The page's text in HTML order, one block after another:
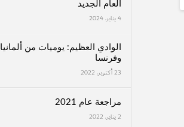
العام الجديد
4 يناير، 2024
الوادي العظيم: يوميات من ألمانيا
وفرنسا
23 أكتوبر، 2022
مراجعة عام 2021
2 يناير، 2022